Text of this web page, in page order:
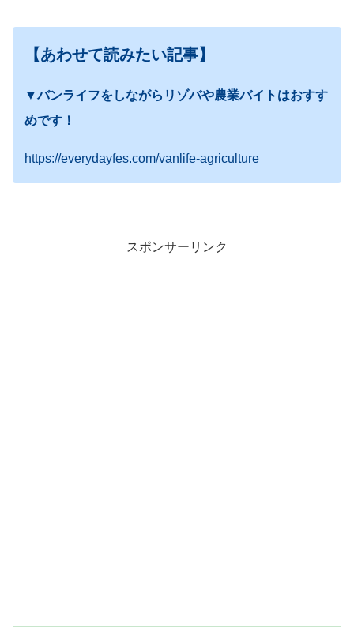
【あわせて読みたい記事】
▼バンライフをしながらリゾバや農業バイトはおすす
めです！
https://everydayfes.com/vanlife-agriculture
スポンサーリンク